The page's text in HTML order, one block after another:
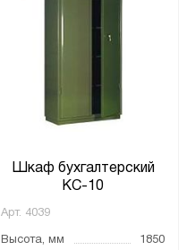
Шкаф бухгалтерский
КС-10
Арт. 4039
Высота, мм
1850